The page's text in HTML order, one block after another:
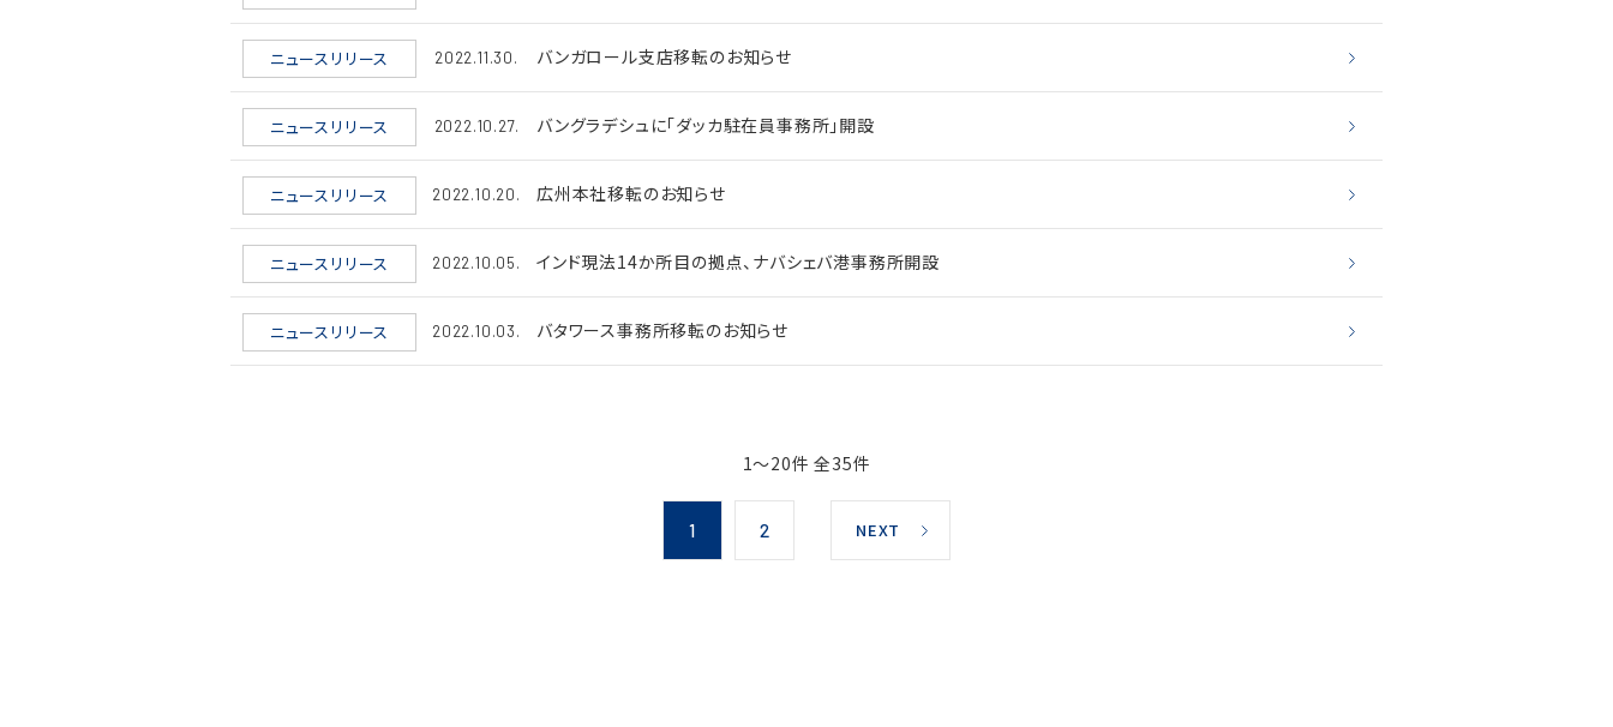
ニュースリリース 2022.11.30. バンガロール支店移転のお知らせ
ニュースリリース 2022.10.27. バングラデシュに「ダッカ駐在員事務所」開設
ニュースリリース 2022.10.20. 広州本社移転のお知らせ
ニュースリリース 2022.10.05. インド現法14か所目の拠点、ナバシェバ港事務所開設
ニュースリリース 2022.10.03. バタワース事務所移転のお知らせ
1～20件 全35件
1 2 NEXT